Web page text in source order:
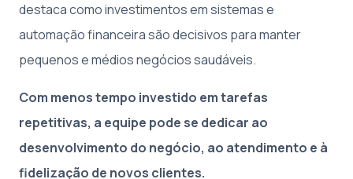
destaca como investimentos em sistemas e
automação financeira são decisivos para manter
pequenos e médios negócios saudáveis.
Com menos tempo investido em tarefas
repetitivas, a equipe pode se dedicar ao
desenvolvimento do negócio, ao atendimento e à
fidelização de novos clientes.